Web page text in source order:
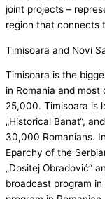
joint projects –
region that connects
Timisoara and Novi
Timisoara is the
in Romania and
25,000. Timisoara is
„Historical Banat“,
30,000 Romanians.
Eparchy of the
„Dositej Obradović“
broadcast program